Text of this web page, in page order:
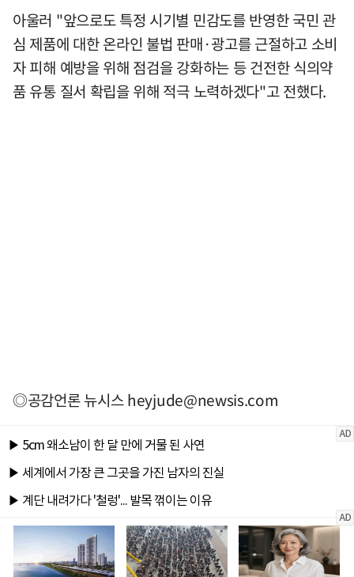
아울러 "앞으로도 특정 시기별 민감도를 반영한 국민 관
심 제품에 대한 온라인 불법 판매·광고를 근절하고 소비
자 피해 예방을 위해 점검을 강화하는 등 건전한 식의약
품 유통 질서 확립을 위해 적극 노력하겠다"고 전했다.
◎공감언론 뉴시스heyjude@newsis.com